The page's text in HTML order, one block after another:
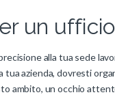
un
alla tua sede
azienda, dovresti
ambito, un occhio